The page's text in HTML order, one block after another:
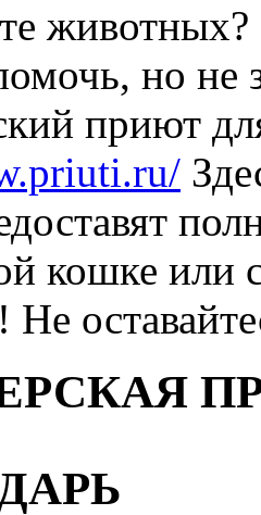
животных?
но не
приют
кошке или